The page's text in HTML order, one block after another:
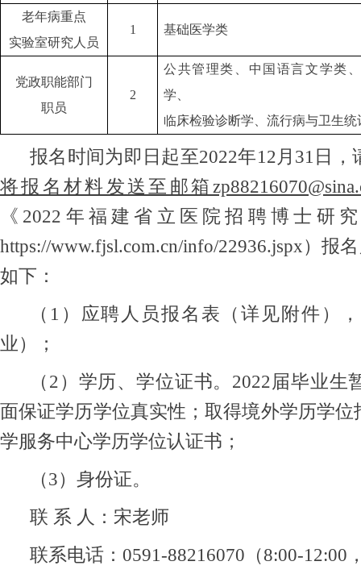
老年病重点
实验室研究人员
1 基础医学类
党政职能部门
职员
2
公共管理类、中国语言文学类
学、
临床检验诊断学、流行病与卫生统
报名时间为即日起至2022年12月31日，
将报名材料发送至邮箱
《2022年福建省立医院招聘博士研
https://www.fjsl.com.cn/info/22936.jspx）报
如下：
（1）应聘人员报名表（详见附件）
业）；
（2）学历、学位证书。2022届毕业
面保证学历学位真实性；取得境外学历学
学服务中心学历学位认证书；
（3）身份证。
联 系 人：宋老师
联系电话：0591-88216070（8:00-12:00